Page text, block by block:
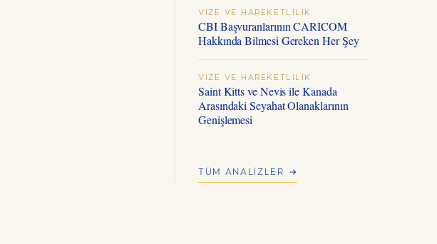
VIZE VE HAREKETLILIK
CBI Başvuranlarının CARICOM
Hakkında Bilmesi Gereken Her Şey
VIZE VE HAREKETLILIK
Saint Kitts ve Nevis ile Kanada
Arasındaki Seyahat Olanaklarının
Genişlemesi
TÜM ANALIZLER →